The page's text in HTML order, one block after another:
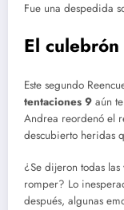
Fue una despedida
El
Este segundo
tentaciones 9 aún
Andrea reordenó el
descubierto heridas
¿Se dijeron todas
romper? Lo
después, algunas